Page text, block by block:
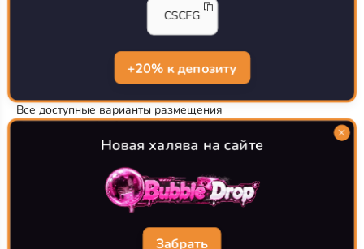
CS-CONFIG.com © 2020-2026 г.
Политика конфиденциальности
РЕКЛАМА НА САЙТЕ
Все доступные варианты размещения
Согласие на обработку данных
О CS-CONFIG.COM
CFG pro CS 2 - именно это мы и размещаем на нашем
проекте, иными словами мы предоставляем пользователям
конфиги про игроков кс2. Также вы сможете
самостоятельно поделиться своими настройками с другими
CSCFG
+20% к депозиту
Новая халява на сайте
Забрать